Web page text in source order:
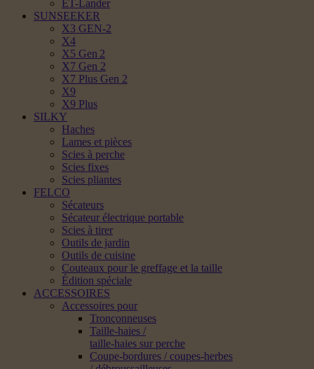
ET-Lander
SUNSEEKER
X3 GEN-2
X4
X5 Gen 2
X7 Gen 2
X7 Plus Gen 2
X9
X9 Plus
SILKY
Haches
Lames et pièces
Scies à perche
Scies fixes
Scies pliantes
FELCO
Sécateurs
Sécateur électrique portable
Scies à tirer
Outils de jardin
Outils de cuisine
Couteaux pour le greffage et la taille
Édition spéciale
ACCESSOIRES
Accessoires pour
Tronçonneuses
Taille-haies /
taille-haies sur perche
Coupe-bordures / coupes-herbes